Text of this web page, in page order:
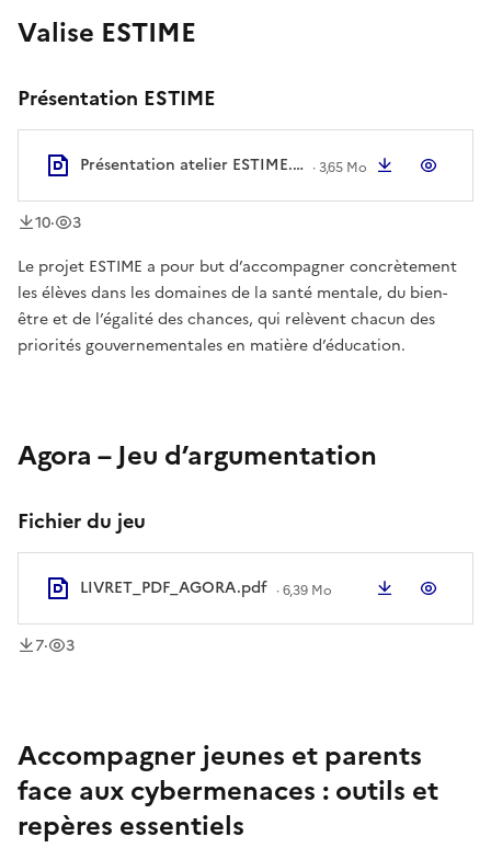
Valise ESTIME
Présentation ESTIME
Présentation atelier ESTIME.pdf ·3,65 Mo Télécharger
10
téléchargement
· 3
vues
Le projet ESTIME a pour but d’accompagner concrètement
les élèves dans les domaines de la santé mentale, du bien-
être et de l’égalité des chances, qui relèvent chacun des
priorités gouvernementales en matière d’éducation.
Agora – Jeu d’argumentation
Fichier du jeu
LIVRET_PDF_AGORA.pdf ·6,39 Mo Télécharger
7
téléchargement
· 3
vues
Accompagner jeunes et parents
face aux cybermenaces : outils et
repères essentiels